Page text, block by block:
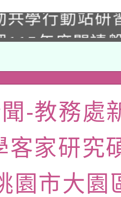
果公告(無人
共學行動站研
115年度閱讀
養講師名單
容與教學軟體
委員會函釋公
陸應申請許可
部水利署委託
究院辦理「
22日(星期六
-教務處
客家研究
園市大園